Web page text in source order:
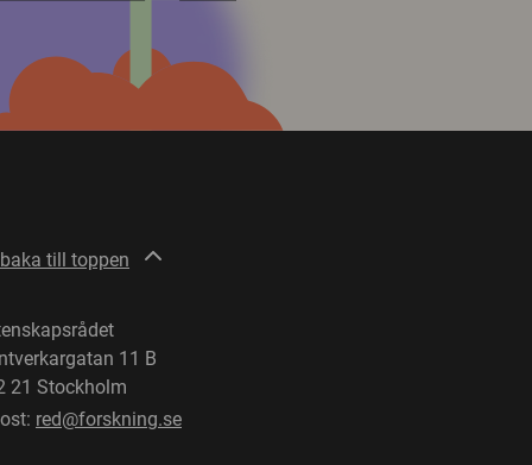
till toppen
11 B
21 Stockholm
red@forskning.se